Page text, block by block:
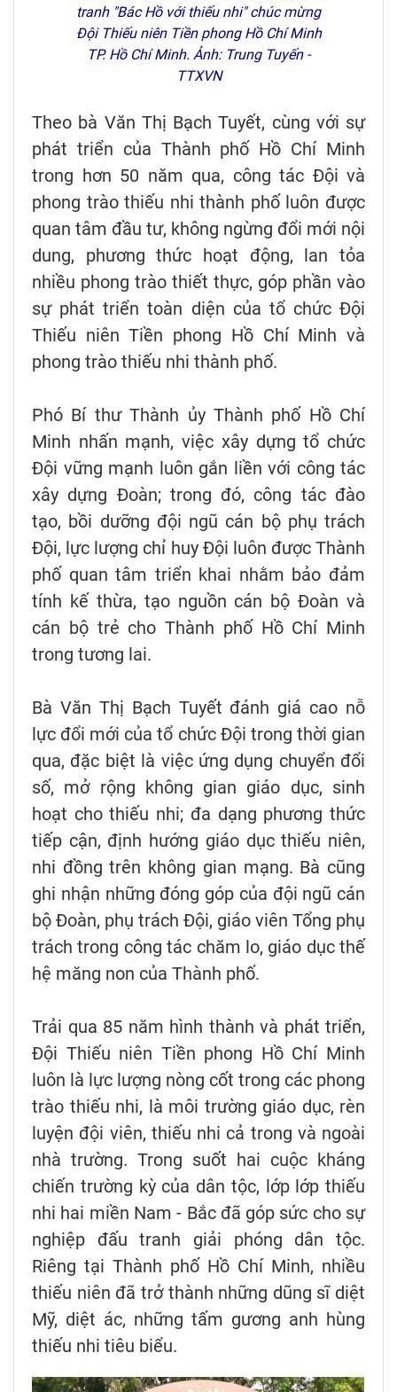
tranh "Bác Hồ với thiếu nhi" chúc mừng
Đội Thiếu niên Tiền phong Hồ Chí Minh
TP. Hồ Chí Minh. Ảnh: Trung Tuyến -
TTXVN
Theo bà Văn Thị Bạch Tuyết, cùng với sự
phát triển của Thành phố Hồ Chí Minh
trong hơn 50 năm qua, công tác Đội và
phong trào thiếu nhi thành phố luôn được
quan tâm đầu tư, không ngừng đổi mới nội
dung, phương thức hoạt động, lan tỏa
nhiều phong trào thiết thực, góp phần vào
sự phát triển toàn diện của tổ chức Đội
Thiếu niên Tiền phong Hồ Chí Minh và
phong trào thiếu nhi thành phố.
Phó Bí thư Thành ủy Thành phố Hồ Chí
Minh nhấn mạnh, việc xây dựng tổ chức
Đội vững mạnh luôn gắn liền với công tác
xây dựng Đoàn; trong đó, công tác đào
tạo, bồi dưỡng đội ngũ cán bộ phụ trách
Đội, lực lượng chỉ huy Đội luôn được Thành
phố quan tâm triển khai nhằm bảo đảm
tính kế thừa, tạo nguồn cán bộ Đoàn và
cán bộ trẻ cho Thành phố Hồ Chí Minh
trong tương lai.
Bà Văn Thị Bạch Tuyết đánh giá cao nỗ
lực đổi mới của tổ chức Đội trong thời gian
qua, đặc biệt là việc ứng dụng chuyển đổi
số, mở rộng không gian giáo dục, sinh
hoạt cho thiếu nhi; đa dạng phương thức
tiếp cận, định hướng giáo dục thiếu niên,
nhi đồng trên không gian mạng. Bà cũng
ghi nhận những đóng góp của đội ngũ cán
bộ Đoàn, phụ trách Đội, giáo viên Tổng phụ
trách trong công tác chăm lo, giáo dục thế
hệ măng non của Thành phố.
Trải qua 85 năm hình thành và phát triển,
Đội Thiếu niên Tiền phong Hồ Chí Minh
luôn là lực lượng nòng cốt trong các phong
trào thiếu nhi, là môi trường giáo dục, rèn
luyện đội viên, thiếu nhi cả trong và ngoài
nhà trường. Trong suốt hai cuộc kháng
chiến trường kỳ của dân tộc, lớp lớp thiếu
nhi hai miền Nam - Bắc đã góp sức cho sự
nghiệp đấu tranh giải phóng dân tộc.
Riêng tại Thành phố Hồ Chí Minh, nhiều
thiếu niên đã trở thành những dũng sĩ diệt
Mỹ, diệt ác, những tấm gương anh hùng
thiếu nhi tiêu biểu.